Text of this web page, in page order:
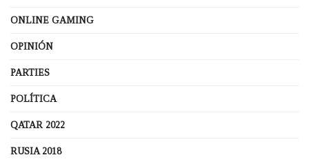
ONLINE GAMING
OPINIÓN
PARTIES
POLÍTICA
QATAR 2022
RUSIA 2018